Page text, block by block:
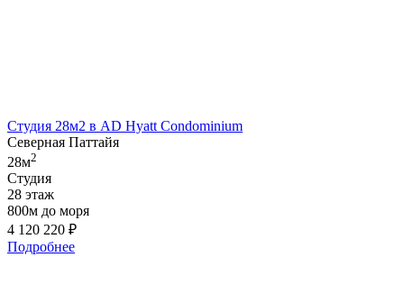
Студия 28м2 в AD Hyatt Condominium
Северная Паттайя
28м2
Студия
28 этаж
800м до моря
4 120 220 ₽
Подробнее